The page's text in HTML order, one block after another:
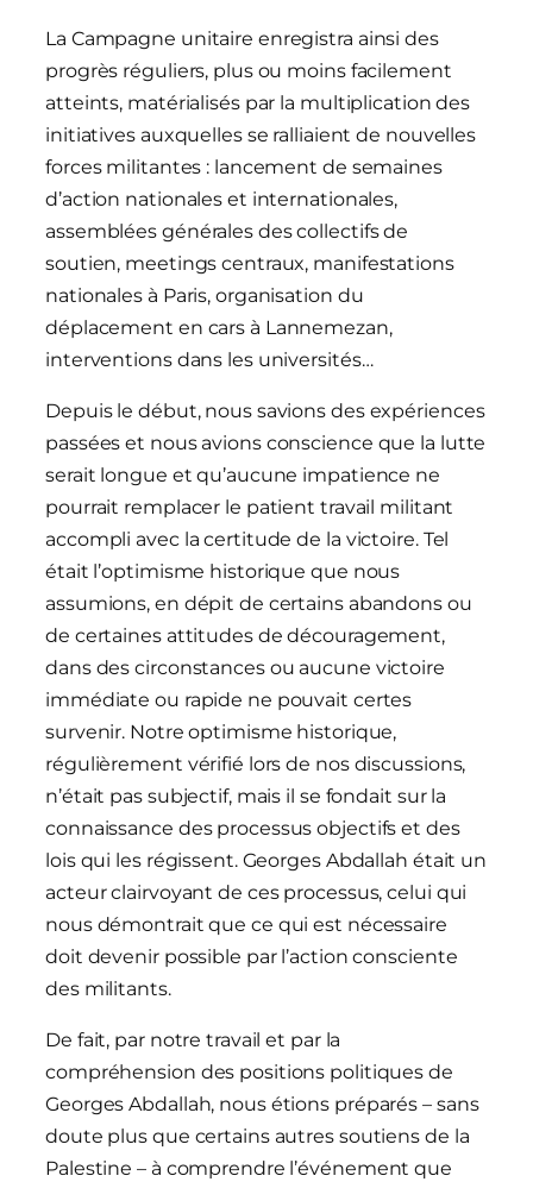
La Campagne unitaire enregistra ainsi des
progrès réguliers, plus ou moins facilement
atteints, matérialisés par la multiplication des
initiatives auxquelles se ralliaient de nouvelles
forces militantes : lancement de semaines
d’action nationales et internationales,
assemblées générales des collectifs de
soutien, meetings centraux, manifestations
nationales à Paris, organisation du
déplacement en cars à Lannemezan,
interventions dans les universités…
Depuis le début, nous savions des expériences
passées et nous avions conscience que la lutte
serait longue et qu’aucune impatience ne
pourrait remplacer le patient travail militant
accompli avec la certitude de la victoire. Tel
était l’optimisme historique que nous
assumions, en dépit de certains abandons ou
de certaines attitudes de découragement,
dans des circonstances ou aucune victoire
immédiate ou rapide ne pouvait certes
survenir. Notre optimisme historique,
régulièrement vérifié lors de nos discussions,
n’était pas subjectif, mais il se fondait sur la
connaissance des processus objectifs et des
lois qui les régissent. Georges Abdallah était un
acteur clairvoyant de ces processus, celui qui
nous démontrait que ce qui est nécessaire
doit devenir possible par l’action consciente
des militants.
De fait, par notre travail et par la
compréhension des positions politiques de
Georges Abdallah, nous étions préparés – sans
doute plus que certains autres soutiens de la
Palestine – à comprendre l’événement que